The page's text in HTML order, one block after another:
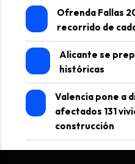
Ofrenda Fallas
recorrido de
Alicante se
históricas
Valencia pone a
afectados 131
construcción